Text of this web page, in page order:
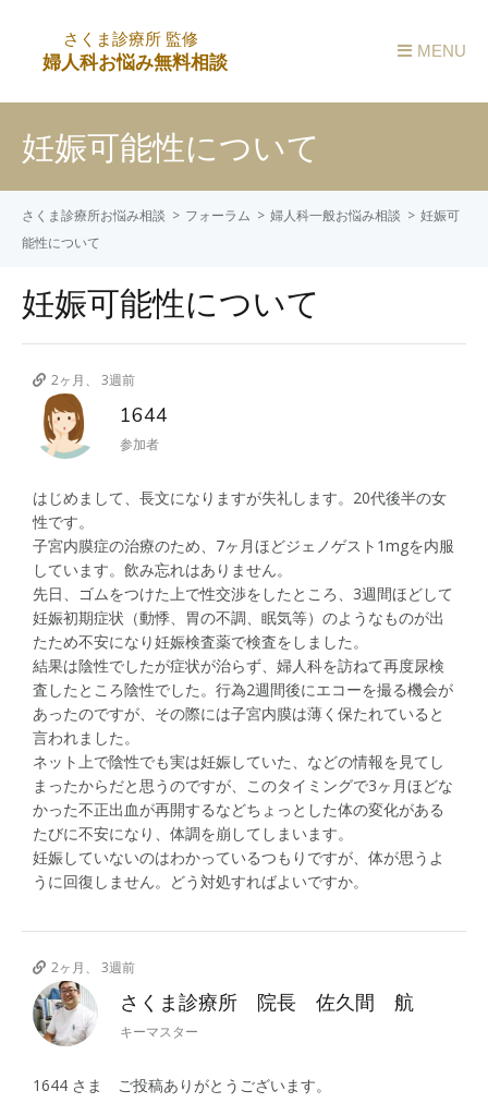
MENU
妊娠可能性について
さくま診療所お悩み相談 フォーラム 婦人科一般お悩み相談
妊娠可
能性について
妊娠可能性について
2ヶ月、 3週前
1644
参加者
はじめまして、長文になりますが失礼します。20代後半の女
性です。
子宮内膜症の治療のため、7ヶ月ほどジェノゲスト1mgを内服
しています。飲み忘れはありません。
先日、ゴムをつけた上で性交渉をしたところ、3週間ほどして
妊娠初期症状（動悸、胃の不調、眠気等）のようなものが出
たため不安になり妊娠検査薬で検査をしました。
結果は陰性でしたが症状が治らず、婦人科を訪ねて再度尿検
査したところ陰性でした。行為2週間後にエコーを撮る機会が
あったのですが、その際には子宮内膜は薄く保たれていると
言われました。
ネット上で陰性でも実は妊娠していた、などの情報を見てし
まったからだと思うのですが、このタイミングで3ヶ月ほどな
かった不正出血が再開するなどちょっとした体の変化がある
たびに不安になり、体調を崩してしまいます。
妊娠していないのはわかっているつもりですが、体が思うよ
うに回復しません。どう対処すればよいですか。
2ヶ月、 3週前
さくま診療所 院長 佐久間 航
キーマスター
1644 さま ご投稿ありがとうございます。